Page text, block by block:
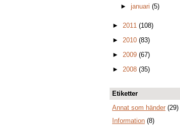
► januari (5)
► 2011 (108)
► 2010 (83)
► 2009 (67)
► 2008 (35)
Etiketter
Annat som händer (29)
Information (8)